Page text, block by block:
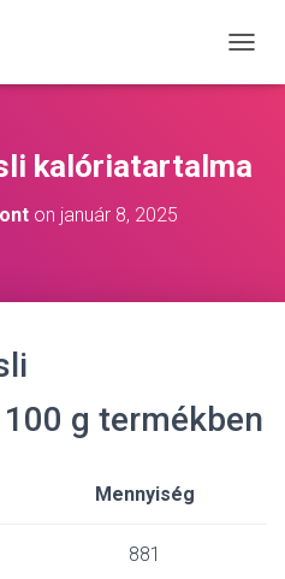
O
E
kalóriatartalma
on január 8, 2025
g termékben
Mennyiség
881